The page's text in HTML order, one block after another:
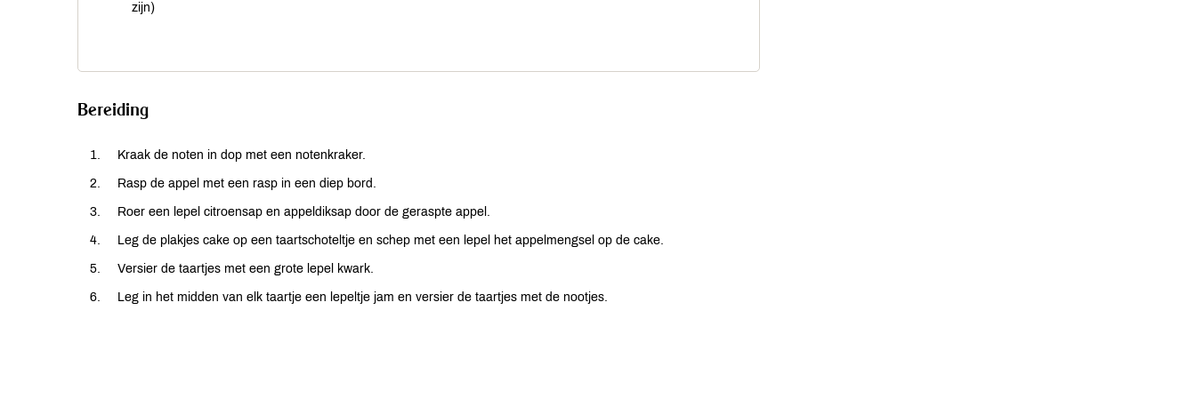
zijn)
Bereiding
Kraak de noten in dop met een notenkraker.
Rasp de appel met een rasp in een diep bord.
Roer een lepel citroensap en appeldiksap door de geraspte appel.
Leg de plakjes cake op een taartschoteltje en schep met een lepel het appelmengsel op de cake.
Versier de taartjes met een grote lepel kwark.
Leg in het midden van elk taartje een lepeltje jam en versier de taartjes met de nootjes.